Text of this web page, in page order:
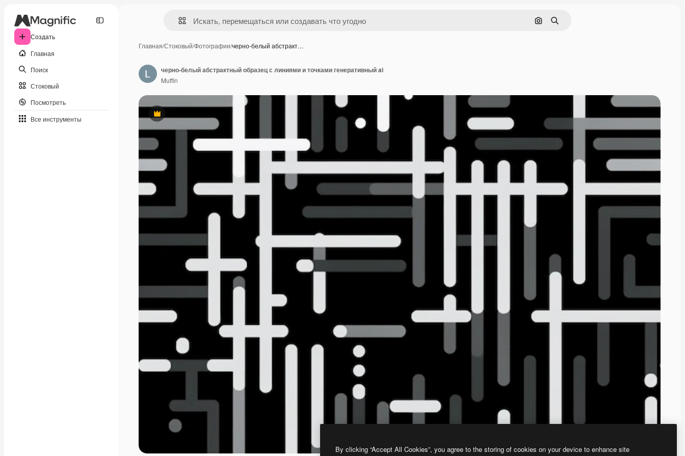
Создать
Главная
Поиск
Стоковый
Посмотреть
Все инструменты
Поиск по изображению
Поиск
Главная/Стоковый/Фотографии/черно-белый абстракт…
Премиум
черно-белый абстрактный образец с линиями и точками генеративный ai
Muffin
By clicking “Accept All Cookies”, you agree to the storing of cookies on your device to enhance site